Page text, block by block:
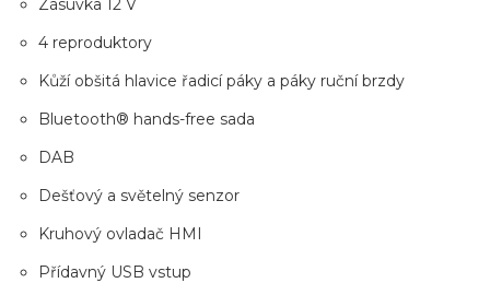
Zásuvka 12 V
4 reproduktory
Kůží obšitá hlavice řadicí páky a páky ruční brzdy
Bluetooth® hands-free sada
DAB
Dešťový a světelný senzor
Kruhový ovladač HMI
Přídavný USB vstup